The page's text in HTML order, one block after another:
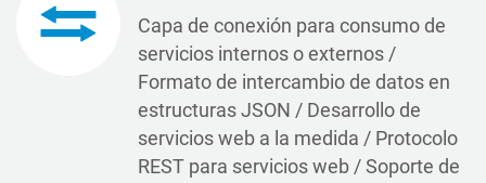
Capa de conexión para consumo de
servicios internos o externos /
Formato de intercambio de datos en
estructuras JSON / Desarrollo de
servicios web a la medida / Protocolo
REST para servicios web / Soporte de